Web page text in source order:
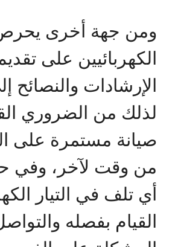
ومن جهة أخرى
الكهربائيين على
الإرشادات والنصائح
لذلك من الضروري
صيانة مستمرة على
من وقت لآخر، وفي
أي تلف في التيار
القيام بفصله